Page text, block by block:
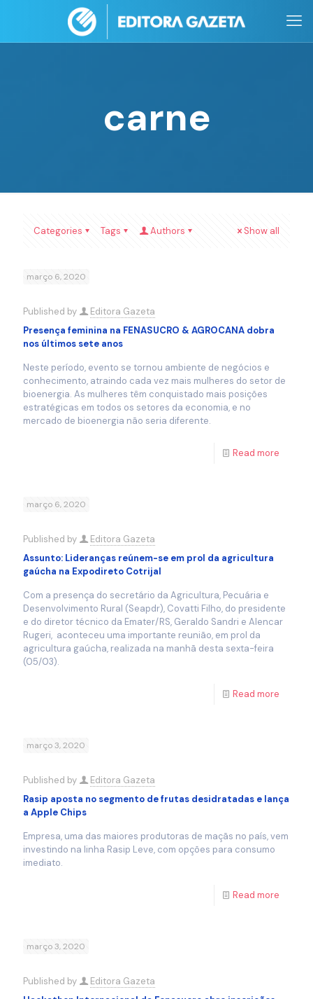
carne
Categories Tags Authors Show all
março 6, 2020
Published by
Editora Gazeta
Presença feminina na FENASUCRO & AGROCANA dobra
nos últimos sete anos
Neste período, evento se tornou ambiente de negócios e
conhecimento, atraindo cada vez mais mulheres do setor de
bioenergia. As mulheres têm conquistado mais posições
estratégicas em todos os setores da economia, e no
mercado de bioenergia não seria diferente.
Read more
março 6, 2020
Published by
Editora Gazeta
Assunto: Lideranças reúnem-se em prol da agricultura
gaúcha na Expodireto Cotrijal
Com a presença do secretário da Agricultura, Pecuária e
Desenvolvimento Rural (Seapdr), Covatti Filho, do presidente
e do diretor técnico da Emater/RS, Geraldo Sandri e Alencar
Rugeri, aconteceu uma importante reunião, em prol da
agricultura gaúcha, realizada na manhã desta sexta-feira
(05/03).
Read more
março 3, 2020
Published by
Editora Gazeta
Rasip aposta no segmento de frutas desidratadas e lança
a Apple Chips
Empresa, uma das maiores produtoras de maçãs no país, vem
investindo na linha Rasip Leve, com opções para consumo
imediato.
Read more
março 3, 2020
Published by
Editora Gazeta